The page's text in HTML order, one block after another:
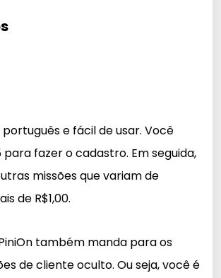
e fácil de usar. Você
para fazer o cadastro. Em seguida,
missões que variam de
de R$1,00.
também manda para os
de cliente oculto. Ou seja, você é